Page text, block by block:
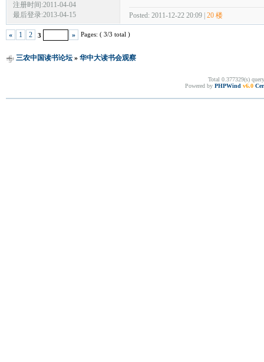
注册时间:2011-04-04
最后登录:2013-04-15
Posted: 2011-12-22 20:09 | 20 楼
« 1 2 3 » Pages: ( 3/3 total )
三农中国读书论坛» 华中大读书会观察
Total 0.377329(s)
Powered by PHPWind v6.0